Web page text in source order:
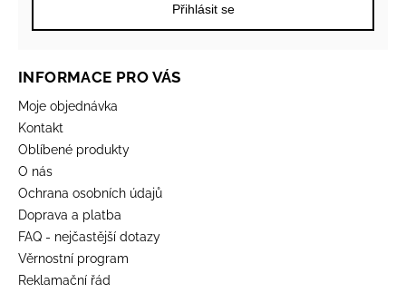
Přihlásit se
INFORMACE PRO VÁS
Moje objednávka
Kontakt
Oblíbené produkty
O nás
Ochrana osobních údajů
Doprava a platba
FAQ - nejčastější dotazy
Věrnostní program
Reklamační řád